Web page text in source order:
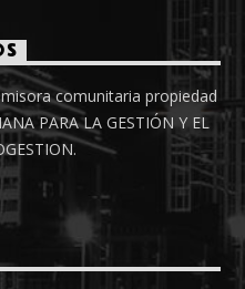
comunitaria propiedad
PARA LA GESTIÓN Y EL